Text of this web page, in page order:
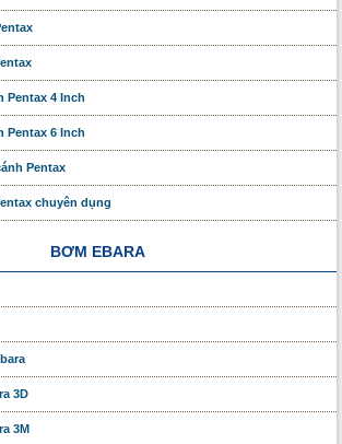
Pentax 4 Inch
Pentax 6 Inch
Pentax
chuyên dụng
BƠM EBARA
3D
3M